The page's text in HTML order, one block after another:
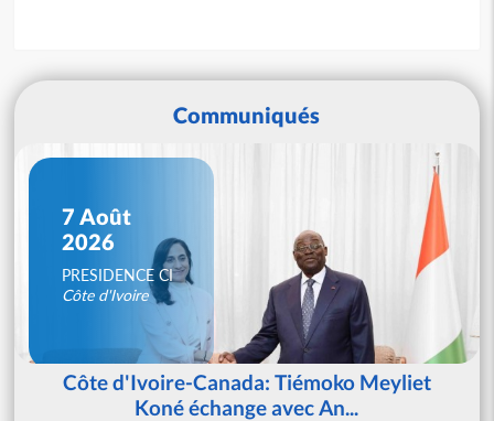
Communiqués
7 Août
2026
PRESIDENCE CI
Côte d'Ivoire
Côte d'Ivoire-Canada: Tiémoko Meyliet
Koné échange avec An...